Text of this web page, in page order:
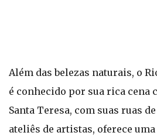
Além das belezas naturais, o
é conhecido por sua rica cena
Santa Teresa, com suas ruas
ateliês de artistas, oferece